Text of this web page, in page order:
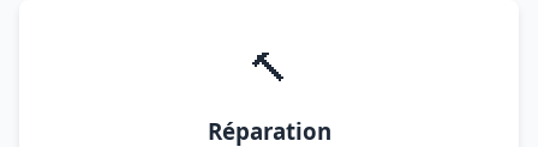
🔨
Réparation